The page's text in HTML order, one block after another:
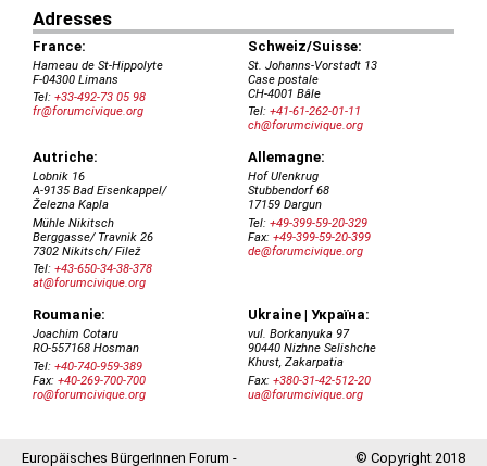
Europäisches BürgerInnen Forum -
© Copyright 2018